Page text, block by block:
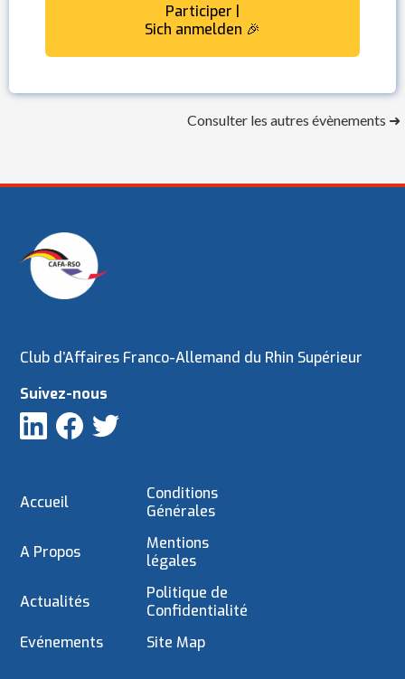
Participer |
Sich anmelden 🎉
Consulter les autres évènements ➜
Accueil
Conditions
Générales
Mentions
légales
Politique de
Confidentialité
Site Map
A Propos
Actualités
Evénements
Club d’Affaires Franco-Allemand du Rhin Supérieur
Suivez-nous